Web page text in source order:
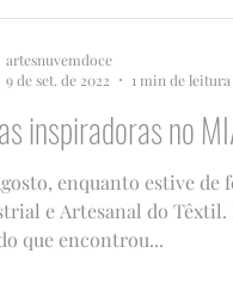
inspiradoras no
enquanto estive de
e Artesanal do Têxtil.
que encontrou...
artesnuvemdoce
9 de set. de 2022
1 min de leitura